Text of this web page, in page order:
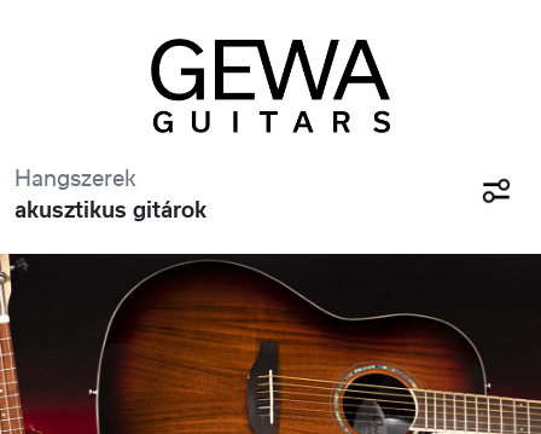
Hangszerek
akusztikus gitárok